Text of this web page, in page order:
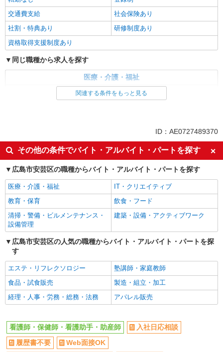
交通費支給
社会保険あり
社割・特典あり
研修制度あり
資格取得支援制度あり
同じ職種から求人を探す
医療・介護・福祉
看護師・保健師・看護助手・助産師
週2～3日勤務OK
深夜
交通費支給
社会保険あり
関連する条件をもっと見る
ID：AE0727489370
その他の条件でバイト・アルバイト・パートを探す
広島市安芸区の職種からバイト・アルバイト・パートを探す
医療・介護・福祉
IT・クリエイティブ
教育・保育
飲食・フード
清掃・警備・ビルメンテナンス・
設備管理
建築・設備・アクティブワーク
広島市安芸区の人気の職種からバイト・アルバイト・パートを探
す
エステ・リフレクソロジー
塾講師・家庭教師
食品・試食販売
製造・組立・加工
経理・人事・労務・総務・法務
アパレル販売
看護師・保健師・看護助手・助産師
入社日応相談
履歴書不要
Web面接OK